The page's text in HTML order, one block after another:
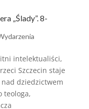
„Ślady”. 8-
intelektualiści,
Szczecin staje
dziedzictwem
teologa,